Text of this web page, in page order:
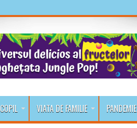
COPIL VIATA DE FAMILIE PANDEMIE